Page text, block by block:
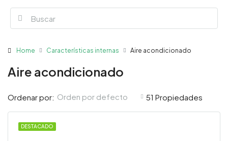
Home Características internas Aire acondicionado
Aire acondicionado
51 Propiedades
Ordenar por: Orden por defecto
DESTACADO